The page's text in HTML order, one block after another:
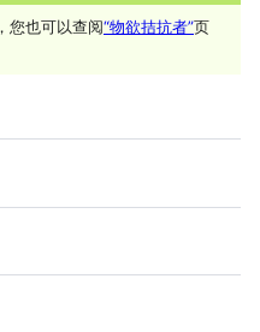
，您也可以查阅“物欲拮抗者”页